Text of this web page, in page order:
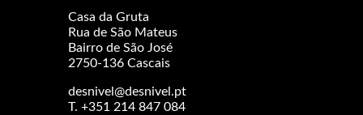
Casa da Gruta
Rua de São Mateus
Bairro de São José
2750-136 Cascais
desnivel@desnivel.pt
T. +351 214 847 084